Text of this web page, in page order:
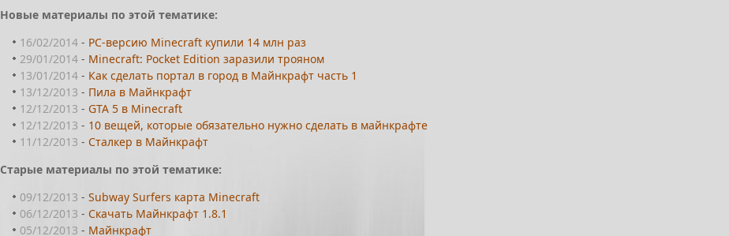
Новые материалы по этой тематике:
16/02/2014 - PC-версию Minecraft купили 14 млн раз
29/01/2014 - Minecraft: Pocket Edition заразили трояном
13/01/2014 - Как сделать портал в город в Майнкрафт часть 1
13/12/2013 - Пила в Майнкрафт
12/12/2013 - GTA 5 в Minecraft
12/12/2013 - 10 вещей, которые обязательно нужно сделать в майнкрафте
11/12/2013 - Сталкер в Майнкрафт
Старые материалы по этой тематике:
09/12/2013 -Subway Surfers карта Minecraft
06/12/2013 - Скачать Майнкрафт 1.8.1
05/12/2013 - Майнкрафт